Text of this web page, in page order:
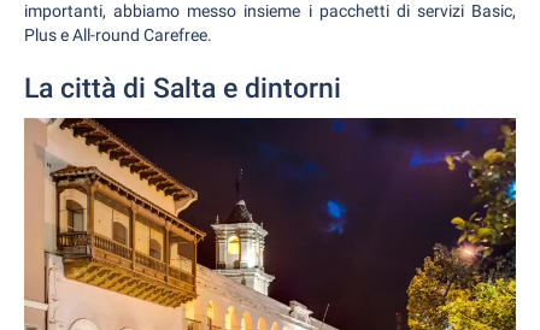
importanti, abbiamo messo insieme i pacchetti di servizi Basic,
Plus e All-round Carefree.
La città di Salta e dintorni